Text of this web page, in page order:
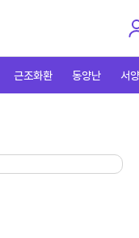
근조화환 동양난 서